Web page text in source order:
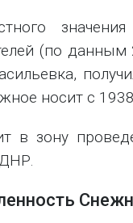
(по
носит с
в зону